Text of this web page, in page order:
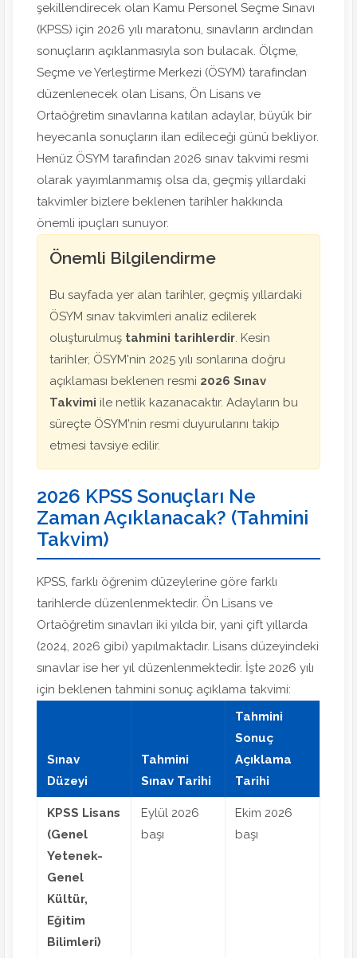
şekillendirecek olan Kamu Personel Seçme Sınavı
(KPSS) için 2026 yılı maratonu, sınavların ardından
sonuçların açıklanmasıyla son bulacak. Ölçme,
Seçme ve Yerleştirme Merkezi (ÖSYM) tarafından
düzenlenecek olan Lisans, Ön Lisans ve
Ortaöğretim sınavlarına katılan adaylar, büyük bir
heyecanla sonuçların ilan edileceği günü bekliyor.
Henüz ÖSYM tarafından 2026 sınav takvimi resmi
olarak yayımlanmamış olsa da, geçmiş yıllardaki
takvimler bizlere beklenen tarihler hakkında
önemli ipuçları sunuyor.
Önemli Bilgilendirme
Bu sayfada yer alan tarihler, geçmiş yıllardaki
ÖSYM sınav takvimleri analiz edilerek
oluşturulmuş tahmini tarihlerdir. Kesin
tarihler, ÖSYM'nin 2025 yılı sonlarına doğru
açıklaması beklenen resmi 2026 Sınav
Takvimi ile netlik kazanacaktır. Adayların bu
süreçte ÖSYM'nin resmi duyurularını takip
etmesi tavsiye edilir.
2026 KPSS Sonuçları Ne
Zaman Açıklanacak? (Tahmini
Takvim)
KPSS, farklı öğrenim düzeylerine göre farklı
tarihlerde düzenlenmektedir. Ön Lisans ve
Ortaöğretim sınavları iki yılda bir, yani çift yıllarda
(2024, 2026 gibi) yapılmaktadır. Lisans düzeyindeki
sınavlar ise her yıl düzenlenmektedir. İşte 2026 yılı
için beklenen tahmini sonuç açıklama takvimi:
Sınav
Düzeyi
Tahmini
Sınav Tarihi
Tahmini
Sonuç
Açıklama
Tarihi
KPSS Lisans
(Genel
Yetenek-
Genel
Kültür,
Eğitim
Bilimleri)
Eylül 2026
başı
Ekim 2026
başı